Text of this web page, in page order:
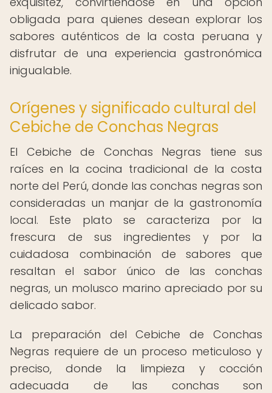
obligada para quienes desean explorar los
sabores auténticos de la costa peruana y
disfrutar de una experiencia gastronómica
inigualable.
Orígenes y significado cultural del
Cebiche de Conchas Negras
El Cebiche de Conchas Negras tiene sus
raíces en la cocina tradicional de la costa
norte del Perú, donde las conchas negras son
consideradas un manjar de la gastronomía
local. Este plato se caracteriza por la
frescura de sus ingredientes y por la
cuidadosa combinación de sabores que
resaltan el sabor único de las conchas
negras, un molusco marino apreciado por su
delicado sabor.
La preparación del Cebiche de Conchas
Negras requiere de un proceso meticuloso y
preciso, donde la limpieza y cocción
adecuada de las conchas son